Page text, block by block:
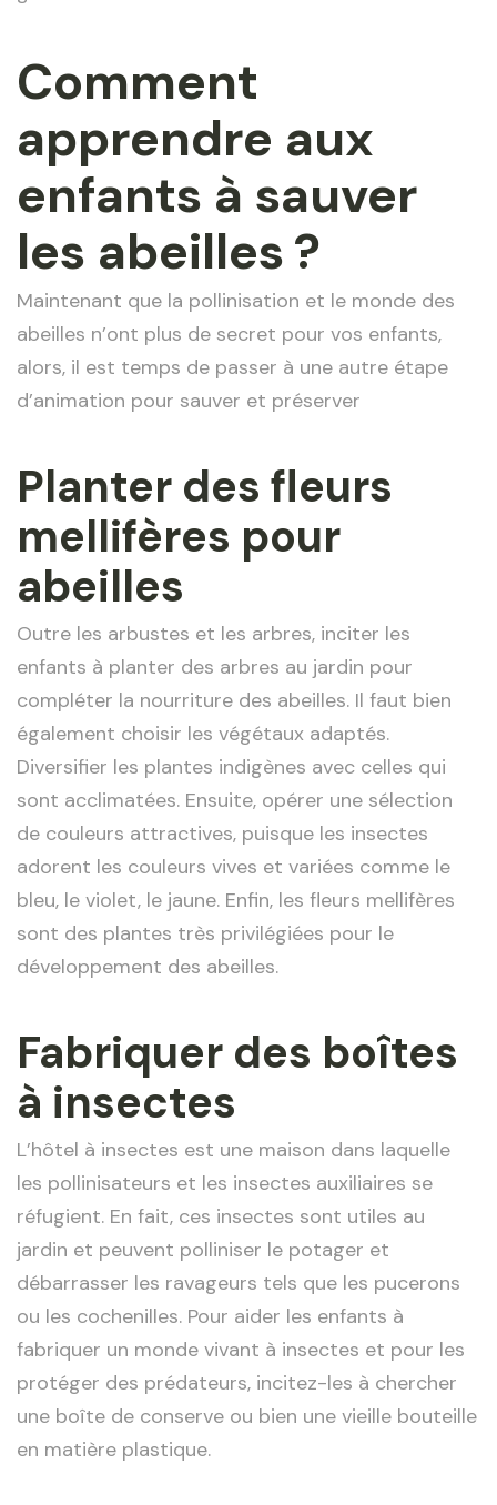
Comment
apprendre aux
enfants à sauver
les abeilles ?
Maintenant que la pollinisation et le monde des
abeilles n’ont plus de secret pour vos enfants,
alors, il est temps de passer à une autre étape
d’animation pour sauver et préserver
Planter des fleurs
mellifères pour
abeilles
Outre les arbustes et les arbres, inciter les
enfants à planter des arbres au jardin pour
compléter la nourriture des abeilles. Il faut bien
également choisir les végétaux adaptés.
Diversifier les plantes indigènes avec celles qui
sont acclimatées. Ensuite, opérer une sélection
de couleurs attractives, puisque les insectes
adorent les couleurs vives et variées comme le
bleu, le violet, le jaune. Enfin, les fleurs mellifères
sont des plantes très privilégiées pour le
développement des abeilles.
Fabriquer des boîtes
à insectes
L’hôtel à insectes est une maison dans laquelle
les pollinisateurs et les insectes auxiliaires se
réfugient. En fait, ces insectes sont utiles au
jardin et peuvent polliniser le potager et
débarrasser les ravageurs tels que les pucerons
ou les cochenilles. Pour aider les enfants à
fabriquer un monde vivant à insectes et pour les
protéger des prédateurs, incitez-les à chercher
une boîte de conserve ou bien une vieille bouteille
en matière plastique.